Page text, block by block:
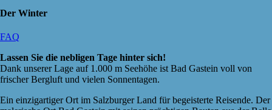
Der Winter
FAQ
Lassen Sie die nebligen Tage hinter sich!
Dank unserer Lage auf 1.000 m Seehöhe ist Bad Gastein voll von
frischer Bergluft und vielen Sonnentagen.
Ein einzigartiger Ort im Salzburger Land für begeisterte Reisende. Der